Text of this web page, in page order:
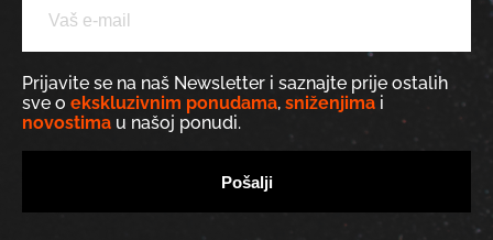
Prijavite se na naš Newsletter i saznajte prije ostalih
sve o ekskluzivnim ponudama, sniženjima i
novostima u našoj ponudi.